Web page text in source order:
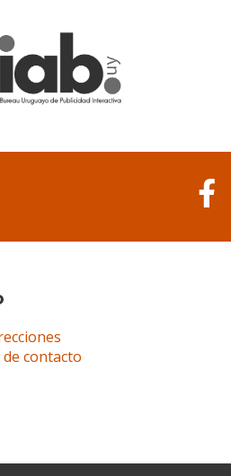
contacto